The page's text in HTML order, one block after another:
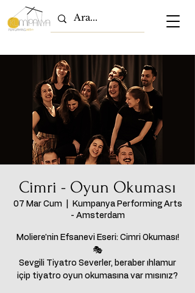
Cimri - Oyun Okuması
07 Mar Cum
Kumpanya Performing Arts
- Amsterdam
Moliere'nin Efsanevi Eseri: Cimri Okuması!
🎭
Sevgili Tiyatro Severler, beraber ıhlamur
içip tiyatro oyun okumasına var mısınız?